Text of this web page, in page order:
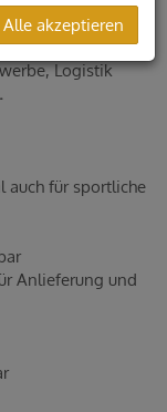
Ausstattung und
Logistik
auch für sportliche
Anlieferung und
Alle akzeptieren